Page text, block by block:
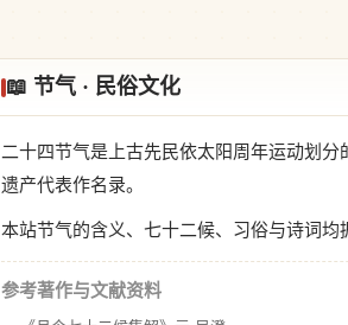
📖 节气 · 民俗文化
二十四节气是上古先民依太阳周年运动划
遗产代表作名录。
本站节气的含义、七十二候、习俗与诗词均
参考著作与文献资料